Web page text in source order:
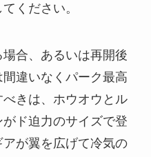
ください。
合、あるいは再開後
違いなくパーク最高
きは、ホウオウとル
ド迫力のサイズで登
が翼を広げて冷気の